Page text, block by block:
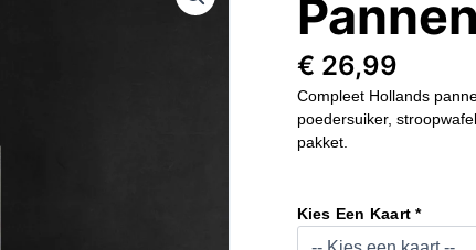
€ 26,99
Compleet Hollands
poedersuiker,
pakket.
Kies Een Kaart *
Aantal